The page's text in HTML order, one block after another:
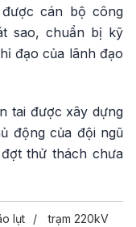
cán bộ công
sao, chuẩn bị kỹ
đạo của lãnh đạo
tai được xây dựng
động của đội ngũ
thử thách chưa
lụt
trạm 220kV